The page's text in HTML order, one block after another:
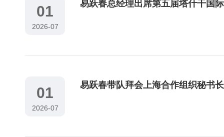
01
2026-07
易跃春总经理出席第五届塔什干国
01
2026-07
易跃春带队拜会上海合作组织秘书